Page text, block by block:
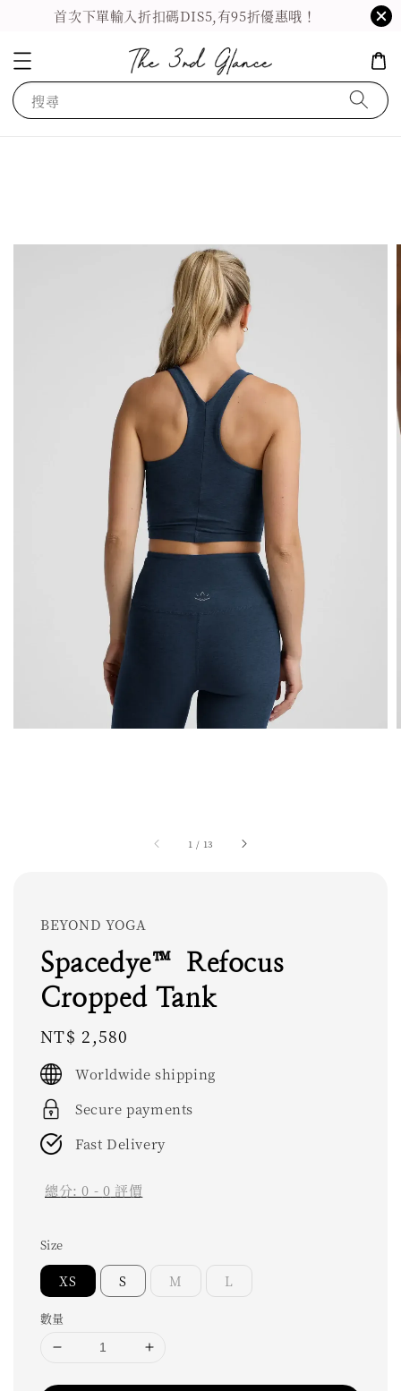
首次下單輸入折扣碼DIS5,有95折優惠哦！
搜尋
1 / 13
BEYOND YOGA
Spacedye™ Refocus
Cropped Tank
Regular
price
NT$ 2,580
Worldwide shipping
Secure payments
Fast Delivery
總分:0 - 0 評價
Size
XS S M L
數量